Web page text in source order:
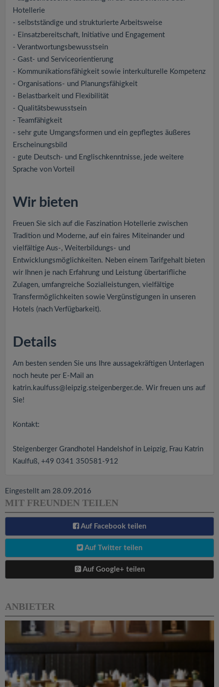
Hotellerie
- selbstständige und strukturierte Arbeitsweise
- Einsatzbereitschaft, Initiative und Engagement
- Verantwortungsbewusstsein
- Gast- und Serviceorientierung
- Kommunikationsfähigkeit sowie interkulturelle Kompetenz
- Organisations- und Planungsfähigkeit
- Belastbarkeit und Flexibilität
- Qualitätsbewusstsein
- Teamfähigkeit
- sehr gute Umgangsformen und ein gepflegtes äußeres
Erscheinungsbild
- gute Deutsch- und Englischkenntnisse, jede weitere
Sprache von Vorteil
Wir bieten
Freuen Sie sich auf die Faszination Hotellerie zwischen
Tradition und Moderne, auf ein faires Miteinander und
vielfältige Aus-, Weiterbildungs- und
Entwicklungsmöglichkeiten. Neben einem Tarifgehalt bieten
wir Ihnen je nach Erfahrung und Leistung übertarifliche
Zulagen, umfangreiche Sozialleistungen, vielfältige
Transfermöglichkeiten sowie Vergünstigungen in unseren
Hotels (nach Verfügbarkeit).
Details
Am besten senden Sie uns Ihre aussagekräftigen Unterlagen
noch heute per E-Mail an
katrin.kaulfuss@leipzig.steigenberger.de. Wir freuen uns auf
Sie!
Kontakt:
Steigenberger Grandhotel Handelshof in Leipzig, Frau Katrin
Kaulfuß, +49 0341 350581-912
Eingestellt am 28.09.2016
MIT FREUNDEN TEILEN
Auf Facebook teilen
Auf Twitter teilen
Auf Google+ teilen
ANBIETER